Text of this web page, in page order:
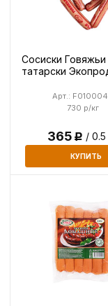
Сосиски
татарски
730 р/кг
Арт.:
365Р / 0.5
КУПИТЬ